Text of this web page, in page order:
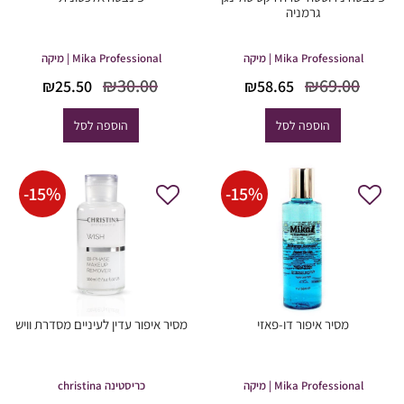
גרמניה
Mika Professional | מיקה
₪69.00
המחיר
היה:
₪69.00.
₪58.65
הוספה לסל
Mika Professional | מיקה
₪30.00
המחיר
היה:
₪30.00.
₪25.50
הוספה לסל
-15%
מסיר איפור דו-פאזי
Mika Professional | מיקה
-15%
מסיר איפור עדין לעיניים מסדרת וויש
כריסטינה christina